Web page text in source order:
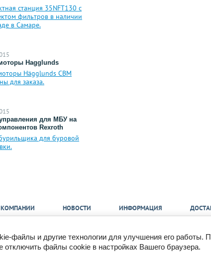
станция 35NFT130 с
фильтров в наличии
в Самаре.
Hagglunds
Hägglunds CBM
для заказа.
для МБУ на
Rexroth
для буровой
НОВОСТИ ИНФОРМАЦИЯ
mail@350bar.ru
© 2015 - 2026
конфиденциальности
файлы и другие технологии для улучшения его
файлы cookie в настройках Вашего браузера.